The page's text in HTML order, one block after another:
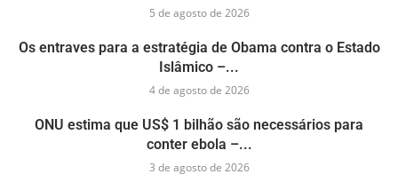
5 de agosto de 2026
Os entraves para a estratégia de Obama contra o Estado
Islâmico –...
4 de agosto de 2026
ONU estima que US$ 1 bilhão são necessários para
conter ebola –...
3 de agosto de 2026